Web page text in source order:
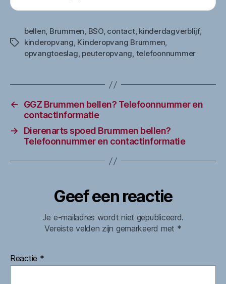
Tags
bellen, Brummen, BSO, contact, kinderdagverblijf,
kinderopvang, Kinderopvang Brummen,
opvangtoeslag, peuteropvang, telefoonnummer
←
GGZ Brummen bellen? Telefoonnummer en
contactinformatie
→
Dierenarts spoed Brummen bellen?
Telefoonnummer en contactinformatie
Geef een reactie
Je e-mailadres wordt niet gepubliceerd.
Vereiste velden zijn gemarkeerd met *
Reactie *